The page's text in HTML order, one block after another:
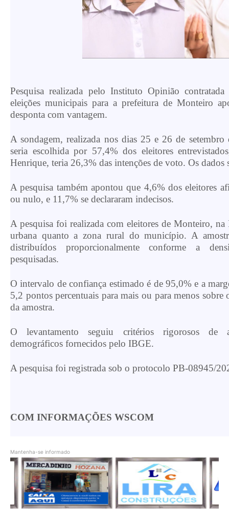
Pesquisa realizada pelo Instituto Opinião
eleições municipais para a prefeitura de Monteiro
desponta com vantagem.
A sondagem, realizada nos dias 25 e 26 de
seria escolhida por 57,4% dos eleitores
Henrique, teria 26,3% das intenções de voto. Os dados
A pesquisa também apontou que 4,6% dos eleitores
ou nulo, e 11,7% se declararam indecisos.
A pesquisa foi realizada com eleitores de Monteiro, na
urbana quanto a zona rural do município. A
distribuídos proporcionalmente conforme a
pesquisadas.
O intervalo de confiança estimado é de 95,0% e a
5,2 pontos percentuais para mais ou para menos sobre
da amostra.
O levantamento seguiu critérios rigorosos de
demográficos fornecidos pelo IBGE.
A pesquisa foi registrada sob o protocolo PB-08945/
COM INFORMAÇÕES WSCOM
Mantenha-se informado